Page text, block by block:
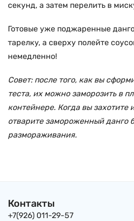
секунд, а затем перелить в
Готовые уже поджаренные
тарелку, а сверху полейте
немедленно!
Совет: после того, как вы
теста, их можно заморозить в
контейнере. Когда вы захотите
отварите замороженный данго
размораживания.
Контакты
+7(926) 011-29-57